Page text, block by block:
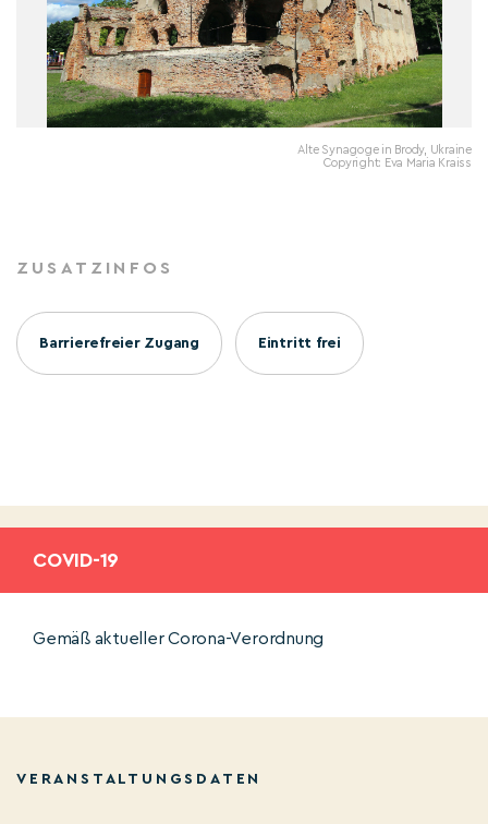
Alte Synagoge in Brody, Ukraine
Copyright: Eva Maria Kraiss
ZUSATZINFOS
Barrierefreier Zugang Eintritt frei
COVID-19
Gemäß aktueller Corona-Verordnung
VERANSTALTUNGSDATEN